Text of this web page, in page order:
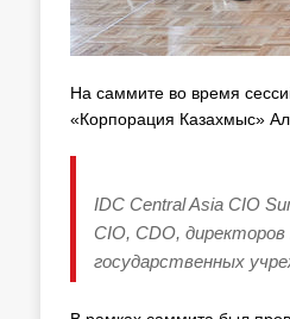
На саммите во время
«Корпорация Казахмыс»
IDC Central Asia СIO
CIO, CDO,
государственных